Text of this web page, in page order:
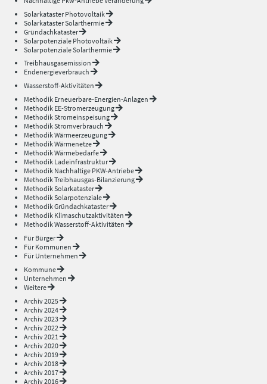
Solarkataster Photovoltaik
Solarkataster Solarthermie
Gründachkataster
Solarpotenziale Photovoltaik
Solarpotenziale Solarthermie
Treibhausgasemission
Endenergieverbrauch
Wasserstoff-Aktivitäten
Methodik Erneuerbare-Energien-Anlagen
Methodik EE-Stromerzeugung
Methodik Stromeinspeisung
Methodik Stromverbrauch
Methodik Wärmeerzeugung
Methodik Wärmenetze
Methodik Wärmebedarfe
Methodik Ladeinfrastruktur
Methodik Nachhaltige PKW-Antriebe
Methodik Treibhausgas-Bilanzierung
Methodik Solarkataster
Methodik Solarpotenziale
Methodik Gründachkataster
Methodik Klimaschutzaktivitäten
Methodik Wasserstoff-Aktivitäten
Für Bürger
Für Kommunen
Für Unternehmen
Kommune
Unternehmen
Weitere
Archiv 2025
Archiv 2024
Archiv 2023
Archiv 2022
Archiv 2021
Archiv 2020
Archiv 2019
Archiv 2018
Archiv 2017
Archiv 2016